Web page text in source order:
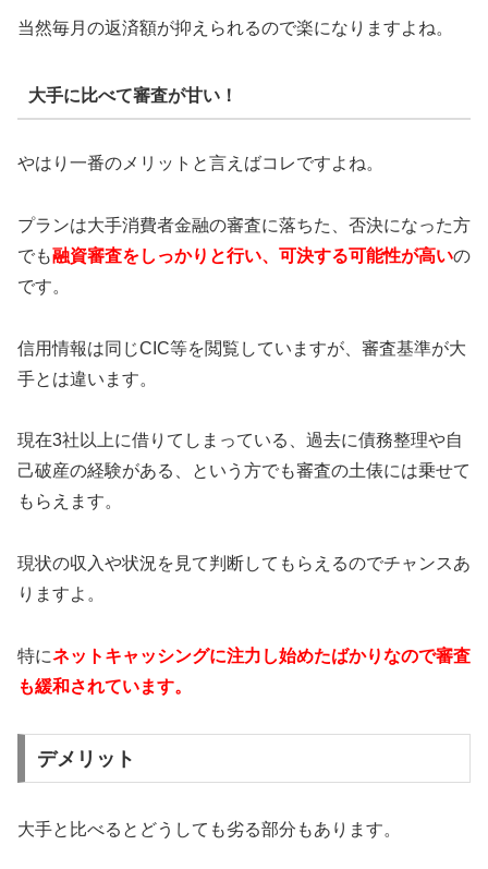
当然毎月の返済額が抑えられるので楽になりますよね。
大手に比べて審査が甘い！
やはり一番のメリットと言えばコレですよね。
プランは大手消費者金融の審査に落ちた、否決になった方
でも融資審査をしっかりと行い、可決する可能性が高いの
です。
信用情報は同じCIC等を閲覧していますが、審査基準が大
手とは違います。
現在3社以上に借りてしまっている、過去に債務整理や自
己破産の経験がある、という方でも審査の土俵には乗せて
もらえます。
現状の収入や状況を見て判断してもらえるのでチャンスあ
りますよ。
特にネットキャッシングに注力し始めたばかりなので審査
も緩和されています。
デメリット
大手と比べるとどうしても劣る部分もあります。